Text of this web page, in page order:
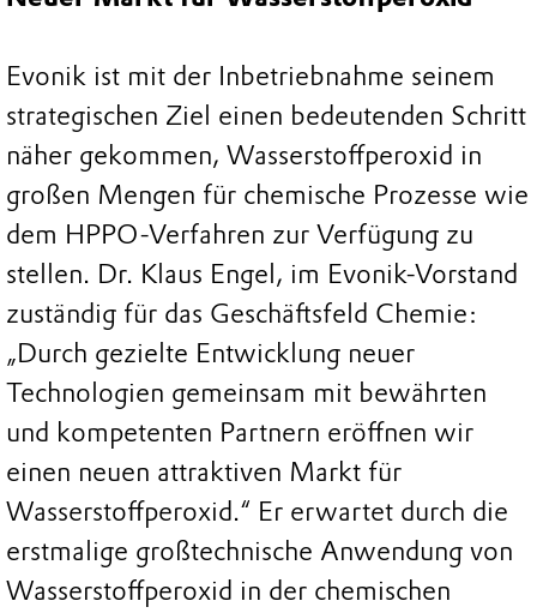
Evonik ist mit der Inbetriebnahme seinem
strategischen Ziel einen bedeutenden Schritt
näher gekommen, Wasserstoffperoxid in
großen Mengen für chemische Prozesse wie
dem HPPO-Verfahren zur Verfügung zu
stellen. Dr. Klaus Engel, im Evonik-Vorstand
zuständig für das Geschäftsfeld Chemie:
„Durch gezielte Entwicklung neuer
Technologien gemeinsam mit bewährten
und kompetenten Partnern eröffnen wir
einen neuen attraktiven Markt für
Wasserstoffperoxid.“ Er erwartet durch die
erstmalige großtechnische Anwendung von
Wasserstoffperoxid in der chemischen